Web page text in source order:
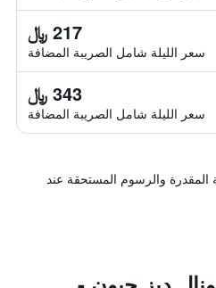
217 ﷼
سعر الليلة شامل الصريبة المضافة
343 ﷼
سعر الليلة شامل الصريبة المضافة
والرسوم المستحقة عند